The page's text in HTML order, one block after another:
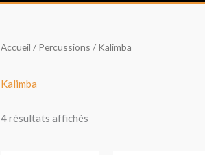
Accueil / Percussions / Kalimba
Kalimba
4 résultats affichés